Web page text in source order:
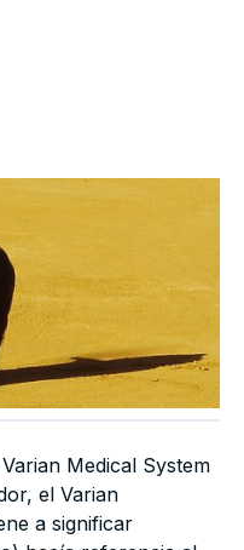
Medical System
el Varian
a significar